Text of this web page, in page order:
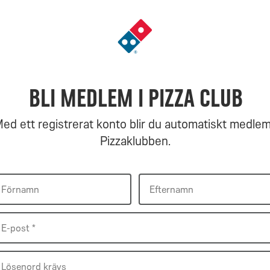
Gå
till
Bli medlem i Pizza Club
ett registrerat konto blir du automatiskt
Pizzaklubben.
Förnamn Efternamn
post
*
E-post *
Lösenord krävs